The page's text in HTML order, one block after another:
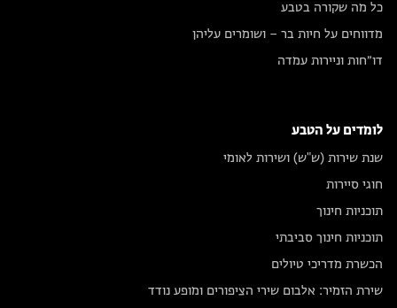
כל מה שקורה בטבע
מדווחים על חיות בר – ושומרים עליהן
דו״חות וניירות עמדה
לומדים על הטבע
שנת שירות (ש"ש) ושירות לאומי
חוגי סיירות
תוכניות חינוך
תוכניות חינוך סביבתי
הכשרת מדריכי טיולים
שירת הזמיר: אלבום שירי הציפורים ומופע נודד